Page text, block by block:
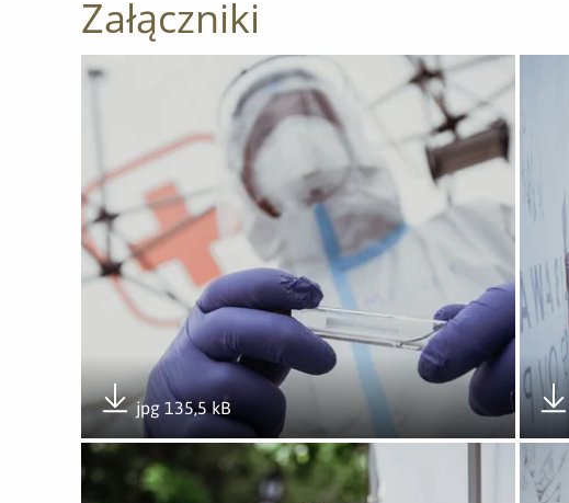
Załączniki
Otwórz załącznik Punkt pobierania wymazów w Gnieźnie
jpg 135,5 kB
Pobierz załącznik
Otwórz załącznik Punkt pobierania wymazów w Gnieźnie